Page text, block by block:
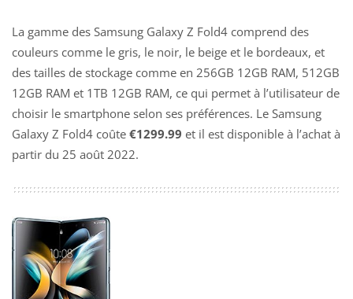
La gamme des Samsung Galaxy Z Fold4 comprend des
couleurs comme le gris, le noir, le beige et le bordeaux, et
des tailles de stockage comme en 256GB 12GB RAM, 512GB
12GB RAM et 1TB 12GB RAM, ce qui permet à l’utilisateur de
choisir le smartphone selon ses préférences. Le Samsung
Galaxy Z Fold4 coûte €1299.99 et il est disponible à l’achat à
partir du 25 août 2022.